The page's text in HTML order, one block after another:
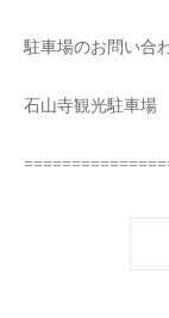
駐車場のお問い合
石山寺観光駐車場